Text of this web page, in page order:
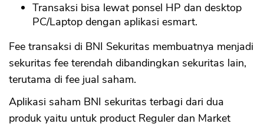
Transaksi bisa lewat ponsel HP dan desktop
PC/Laptop dengan aplikasi esmart.
Fee transaksi di BNI Sekuritas membuatnya menjadi
sekuritas fee terendah dibandingkan sekuritas lain,
terutama di fee jual saham.
Aplikasi saham BNI sekuritas terbagi dari dua
produk yaitu untuk product Reguler dan Market